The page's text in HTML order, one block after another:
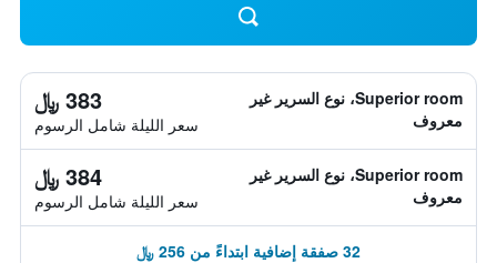
Superior room، نوع السرير غير
معروف
383 ﷼
سعر الليلة شامل الرسوم
Superior room، نوع السرير غير
معروف
384 ﷼
سعر الليلة شامل الرسوم
32 صفقة إضافية ابتداءً من 256 ﷼